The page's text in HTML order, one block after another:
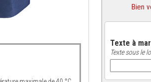
Bien
Texte à
Texte sous le